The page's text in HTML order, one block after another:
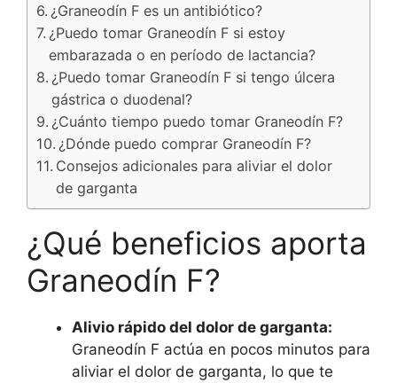
¿Graneodín F es un antibiótico?
¿Puedo tomar Graneodín F si estoy
embarazada o en período de lactancia?
¿Puedo tomar Graneodín F si tengo úlcera
gástrica o duodenal?
¿Cuánto tiempo puedo tomar Graneodín F?
¿Dónde puedo comprar Graneodín F?
Consejos adicionales para aliviar el dolor
de garganta
¿Qué beneficios aporta
Graneodín F?
Alivio rápido del dolor de garganta:
Graneodín F actúa en pocos minutos para
aliviar el dolor de garganta, lo que te